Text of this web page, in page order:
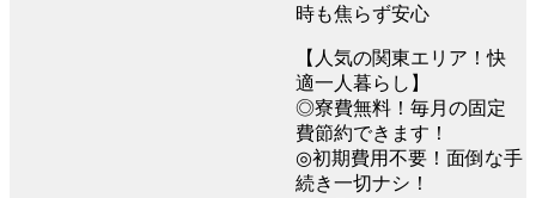
時も焦らず安心
【人気の関東エリア！快
適一人暮らし】
◎寮費無料！毎月の固定
費節約できます！
◎初期費用不要！面倒な手
続き一切ナシ！